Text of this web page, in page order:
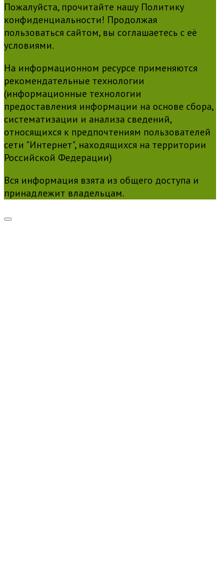
Пожалуйста, прочитайте нашу Политику
конфиденциальности! Продолжая
пользоваться сайтом, вы соглашаетесь с её
условиями.
На информационном ресурсе применяются
рекомендательные технологии
(информационные технологии
предоставления информации на основе сбора,
систематизации и анализа сведений,
относящихся к предпочтениям пользователей
сети "Интернет", находящихся на территории
Российской Федерации)
Вся информация взята из общего доступа и
принадлежит владельцам.